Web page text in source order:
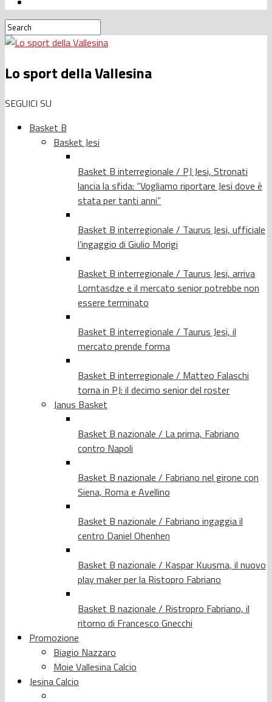
Lo sport della Vallesina
SEGUICI SU
Basket B
Basket Jesi
Basket B interregionale / PJ Jesi, Stronati
lancia la sfida: “Vogliamo riportare Jesi dove è
stata per tanti anni”
Basket B interregionale / Taurus Jesi, ufficiale
l’ingaggio di Giulio Morigi
Basket B interregionale / Taurus Jesi, arriva
Lomtasdze e il mercato senior potrebbe non
essere terminato
Basket B interregionale / Taurus Jesi, il
mercato prende forma
Basket B interregionale / Matteo Falaschi
torna in PJ: il decimo senior del roster
Janus Basket
Basket B nazionale / La prima, Fabriano
contro Napoli
Basket B nazionale / Fabriano nel girone con
Siena, Roma e Avellino
Basket B nazionale / Fabriano ingaggia il
centro Daniel Ohenhen
Basket B nazionale / Kaspar Kuusma, il nuovo
play maker per la Ristopro Fabriano
Basket B nazionale / Ristropro Fabriano, il
ritorno di Francesco Gnecchi
Promozione
Biagio Nazzaro
Moie Vallesina Calcio
Jesina Calcio